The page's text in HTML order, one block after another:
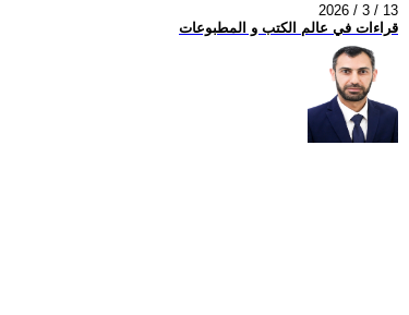
2026 / 3 / 13
قراءات في عالم الكتب و المطبوعات